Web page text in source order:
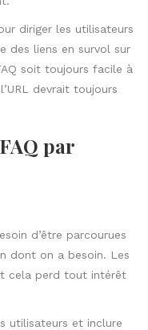
diriger les utilisateurs
des liens en survol sur
soit toujours facile à
devrait toujours
par
d’être parcourues
dont on a besoin. Les
cela perd tout intérêt
utilisateurs et inclure